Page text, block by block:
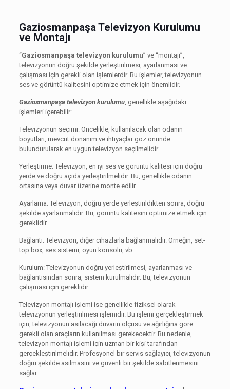
Gaziosmanpaşa Televizyon Kurulumu
ve Montajı
“Gaziosmanpaşa televizyon kurulumu” ve “montajı”,
televizyonun doğru şekilde yerleştirilmesi, ayarlanması ve
çalışması için gerekli olan işlemlerdir. Bu işlemler, televizyonun
ses ve görüntü kalitesini optimize etmek için önemlidir.
Gaziosmanpaşa televizyon kurulumu, genellikle aşağıdaki
işlemleri içerebilir:
Televizyonun seçimi: Öncelikle, kullanılacak olan odanın
boyutları, mevcut donanım ve ihtiyaçlar göz önünde
bulundurularak en uygun televizyon seçilmelidir.
Yerleştirme: Televizyon, en iyi ses ve görüntü kalitesi için doğru
yerde ve doğru açıda yerleştirilmelidir. Bu, genellikle odanın
ortasına veya duvar üzerine monte edilir.
Ayarlama: Televizyon, doğru yerde yerleştirildikten sonra, doğru
şekilde ayarlanmalıdır. Bu, görüntü kalitesini optimize etmek için
gereklidir.
Bağlantı: Televizyon, diğer cihazlarla bağlanmalıdır. Örneğin, set-
top box, ses sistemi, oyun konsolu, vb.
Kurulum: Televizyonun doğru yerleştirilmesi, ayarlanması ve
bağlantısından sonra, sistem kurulmalıdır. Bu, televizyonun
çalışması için gereklidir.
Televizyon montajı işlemi ise genellikle fiziksel olarak
televizyonun yerleştirilmesi işlemidir. Bu işlemi gerçekleştirmek
için, televizyonun asılacağı duvarın ölçüsü ve ağırlığına göre
gerekli olan araçların kullanılması gerekecektir. Bu nedenle,
televizyon montajı işlemi için uzman bir kişi tarafından
gerçekleştirilmelidir. Profesyonel bir servis sağlayıcı, televizyonun
doğru şekilde asılmasını ve güvenli bir şekilde sabitlenmesini
sağlar.